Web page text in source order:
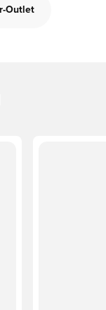
Outlet